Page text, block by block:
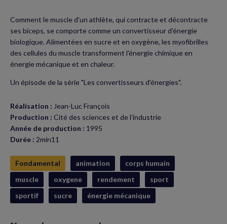
Facebook
(nouvelle
fenêtre)
Twitter
(nouvelle
fenêtre)
Comment le muscle d'un athlète, qui contracte et décontracte
ses biceps, se comporte comme un convertisseur d'énergie
biologique. Alimentées en sucre et en oxygène, les myofibrilles
des cellules du muscle transforment l'énergie chimique en
énergie mécanique et en chaleur.
Un épisode de la série "Les convertisseurs d'énergies".
Réalisation : Jean-Luc François
Production : Cité des sciences et de l'industrie
Année de production : 1995
Durée : 2min11
Fondamental animation
corps humain
muscle
oxygene rendement
sport
sportif
sucre énergie mécanique